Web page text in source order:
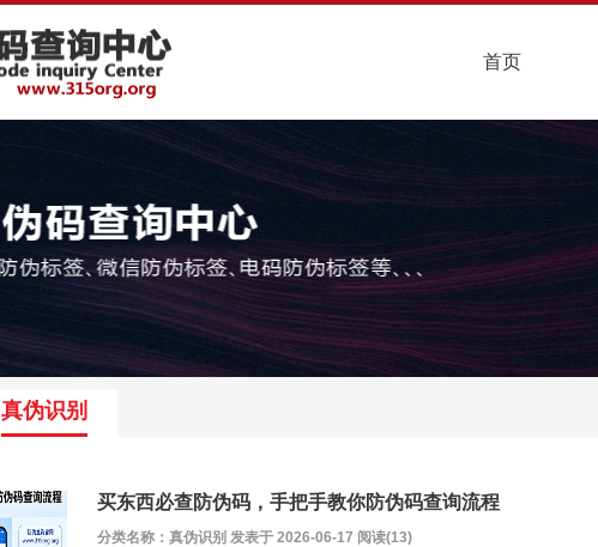
首页
真伪识别
买东西必查防伪码，手把手教你防伪码查询流程
分类名称：真伪识别 发表于 2026-06-17 阅读(13)